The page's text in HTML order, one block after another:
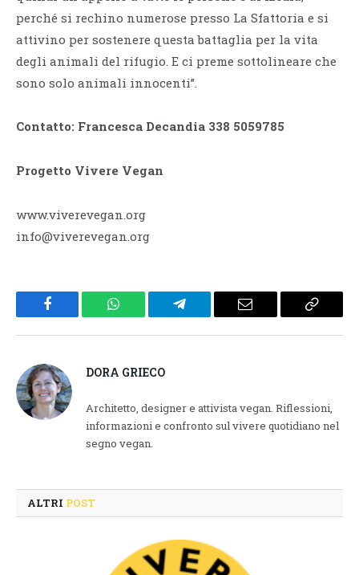
perché si rechino numerose presso La Sfattoria e si
attivino per sostenere questa battaglia per la vita
degli animali del rifugio. E ci preme sottolineare che
sono solo animali innocenti”.
Contatto: Francesca Decandia 338 5059785
Progetto Vivere Vegan
www.viverevegan.org
info@viverevegan.org
Facebook WhatsApp Telegram Email
Copy
DORA GRIECO
Architetto, designer e attivista vegan. Riflessioni,
informazioni e confronto sul vivere quotidiano nel
segno vegan.
ALTRI POST